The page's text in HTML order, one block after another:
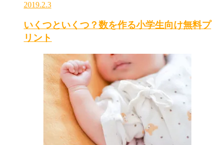
2019.2.3
いくつといくつ？数を作る小学生向け無料プ
リント